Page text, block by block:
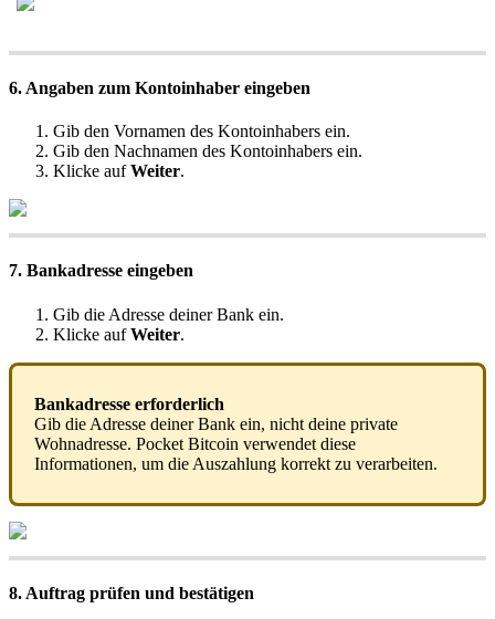
6. Angaben zum Kontoinhaber eingeben
Gib den Vornamen des Kontoinhabers ein.
Gib den Nachnamen des Kontoinhabers ein.
Klicke aufWeiter.
7. Bankadresse eingeben
Gib die Adresse deiner Bank ein.
Klicke aufWeiter.
Bankadresse erforderlich
Gib die Adresse deiner Bank ein, nicht deine private
Wohnadresse. Pocket Bitcoin verwendet diese
Informationen, um die Auszahlung korrekt zu verarbeiten.
8. Auftrag prüfen und bestätigen